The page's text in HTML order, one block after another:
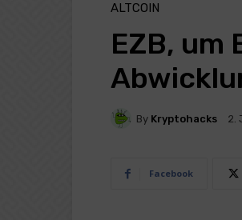
ALTCOIN
EZB, um
By Kryptohacks 2.
Facebook